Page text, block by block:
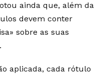
ainda que, além da
devem conter
sobre as suas
aplicada, cada rótulo